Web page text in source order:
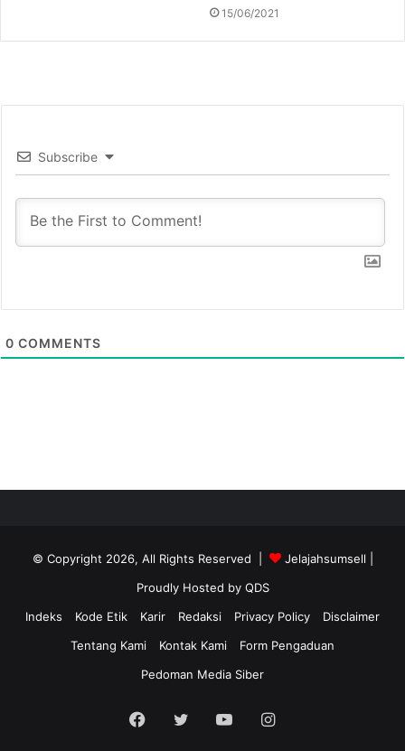
15/06/2021
Subscribe
0 COMMENTS
© Copyright 2026, All Rights Reserved | Jelajahsumsell
Proudly Hosted by QDS
Indeks
Kode Etik Karir Redaksi Privacy Policy
Disclaimer
Tentang Kami
Kontak Kami
Form Pengaduan
Pedoman Media Siber
Facebook
Twitter YouTubeInstagram